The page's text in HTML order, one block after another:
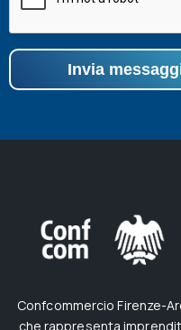
Invia
Confcommercio Firenze-
che rappresenta